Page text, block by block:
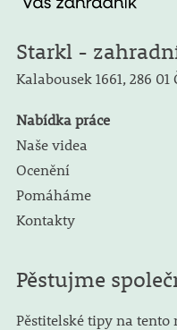
Starkl -
Kalabousek 1661, 286 01
Nabídka práce
Naše videa
Ocenění
Pomáháme
Kontakty
Pěstujme
Pěstitelské tipy na tento